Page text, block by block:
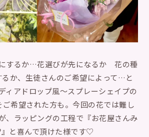
するか…花選びが先になるか 花の種
か、生徒さんのご希望によって…と
ィアドロップ風〜スプレーシェイプの
希望された方も。今回の花では難し
、ラッピングの工程で『お花屋さんみ
と喜んで頂けた様です♡